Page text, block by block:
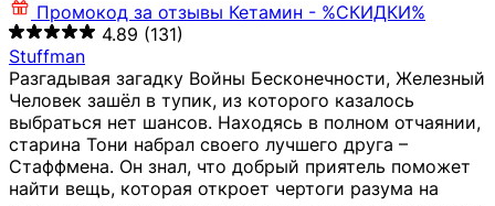
Промокод за отзывы Кетамин - %СКИДКИ%
4.89 (131)
Stuffman
Разгадывая загадку Войны Бесконечности, Железный
Человек зашёл в тупик, из которого казалось
выбраться нет шансов. Находясь в полном отчаянии,
старина Тони набрал своего лучшего друга –
Стаффмена. Он знал, что добрый приятель поможет
найти вещь, которая откроет чертоги разума на